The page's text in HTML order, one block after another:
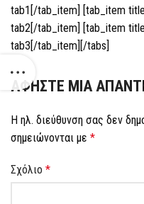
tab1[/tab_item] [tab_item
tab2[/tab_item] [tab_item
tab3[/tab_item][/tabs]
ΑΦΉΣΤΕ ΜΙΑ
Η ηλ. διεύθυνση σας δεν
σημειώνονται με *
Σχόλιο *